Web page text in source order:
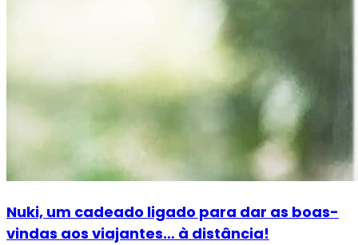
Nuki, um cadeado ligado para dar as boas-
vindas aos viajantes… à distância!